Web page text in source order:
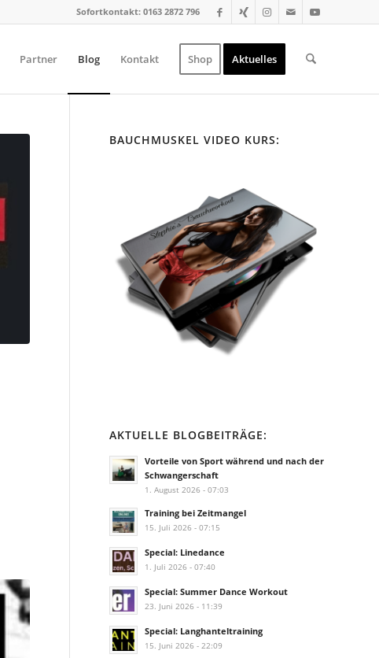
Sofortkontakt: 0163 2872 796
Partner Blog Kontakt Shop Aktuelles
BAUCHMUSKEL VIDEO KURS:
AKTUELLE BLOGBEITRÄGE:
Vorteile von Sport während und nach der
Schwangerschaft
1. August 2026 - 07:03
Training bei Zeitmangel
15. Juli 2026 - 07:15
Special: Linedance
1. Juli 2026 - 07:40
Special: Summer Dance Workout
23. Juni 2026 - 11:39
Special: Langhanteltraining
15. Juni 2026 - 22:09